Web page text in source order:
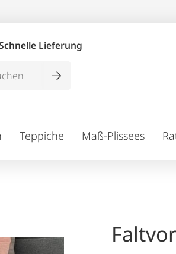
Lieferung
Teppiche Maß-Plissees